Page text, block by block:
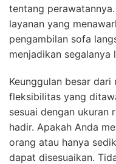
tentang
layanan yang
pengambilan sofa
menjadikan segalanya
Keunggulan besar
fleksibilitas yang
sesuai dengan ukuran
hadir. Apakah Anda
orang atau hanya
dapat disesuaikan.